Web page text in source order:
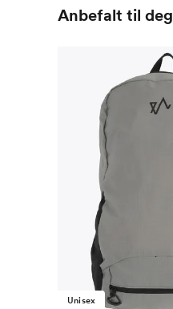
Anbefalt til deg
Unisex